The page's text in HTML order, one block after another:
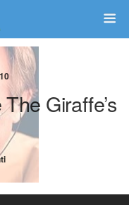
Giraffe’s